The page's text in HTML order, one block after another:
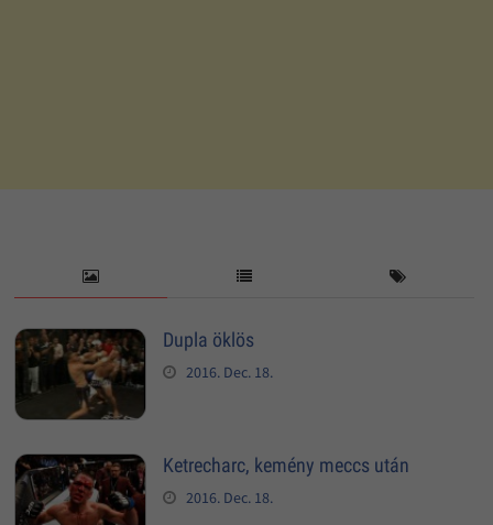
Dupla öklös
2016. Dec. 18.
Ketrecharc, kemény meccs után
2016. Dec. 18.